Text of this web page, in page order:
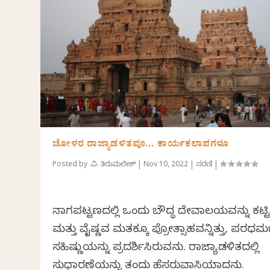
ಚೋಳರ ರಾಜ್ಯಾಡಳಿತವೂ… ಕಾರ್ಯಕಲಾಪಗಳೂ
Posted by ಕೆ.ವಿ. ತಿರುಮಲೇಶ್ Nov 10, 2022 ಸರಣಿ |
ನಾಗಪಟ್ಟಣದಲ್ಲಿ ಒಂದು ಬೌದ್ಧ ದೇವಾಲಯವನ್ನು
ಮತ್ತು ವೈಷ್ಣವ ಮತಕ್ಕೂ ಪ್ರೋತ್ಸಾಹವನ್ನಿತ್ತು,
ಸಹಿಷ್ಣುತೆಯನ್ನು ಪ್ರದರ್ಶಿಸಿರುವನು. ರಾಜ್ಯಾಡಳಿತದಲ್ಲಿ
ಸುಧಾರಣೆಯನ್ನು ತಂದು ಹೆಸರುವಾಸಿಯಾದನು.